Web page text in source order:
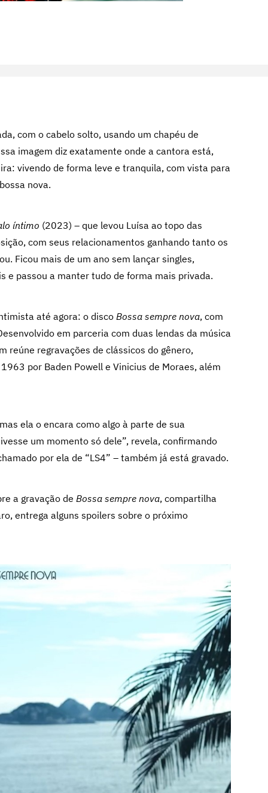
com o cabelo solto, usando um chapéu de
imagem diz exatamente onde a cantora está,
vivendo de forma leve e tranquila, com vista para
nova.
íntimo (2023) – que levou Luísa ao topo das
com seus relacionamentos ganhando tanto os
Ficou mais de um ano sem lançar singles,
e passou a manter tudo de forma mais privada.
até agora: o disco Bossa sempre nova, com
em parceria com duas lendas da música
reúne regravações de clássicos do gênero,
por Baden Powell e Vinicius de Moraes, além
ela o encara como algo à parte de sua
um momento só dele”, revela, confirmando
por ela de “LS4” – também já está gravado.
a gravação de Bossa sempre nova, compartilha
entrega alguns spoilers sobre o próximo